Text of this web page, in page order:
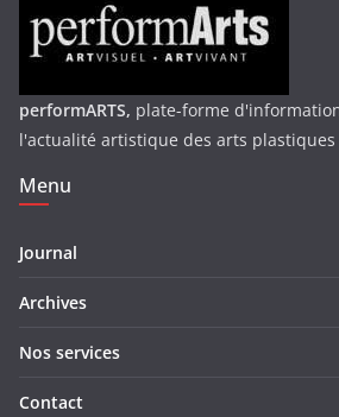
performARTS, plate-forme
l'actualité artistique des arts
Menu
Journal
Archives
Nos services
Contact